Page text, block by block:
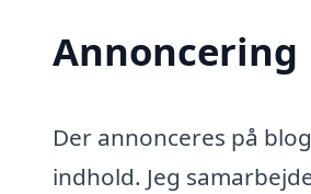
Annoncering
Der annonceres på
indhold. Jeg